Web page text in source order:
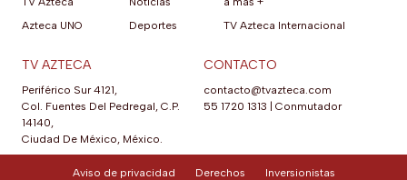
Azteca UNO
Deportes
TV Azteca Internacional
TV AZTECA
Periférico Sur 4121,
Col. Fuentes Del Pedregal, C.P.
14140,
Ciudad De México, México.
CONTACTO
contacto@tvazteca.com
55 1720 1313
Conmutador
Aviso de privacidad Derechos Inversionistas